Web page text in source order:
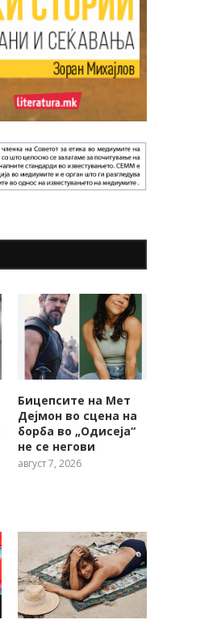
Бицепсите на Мет
Дејмон во сцена на
борба во „Одисеја“
не се негови
август 7, 2026